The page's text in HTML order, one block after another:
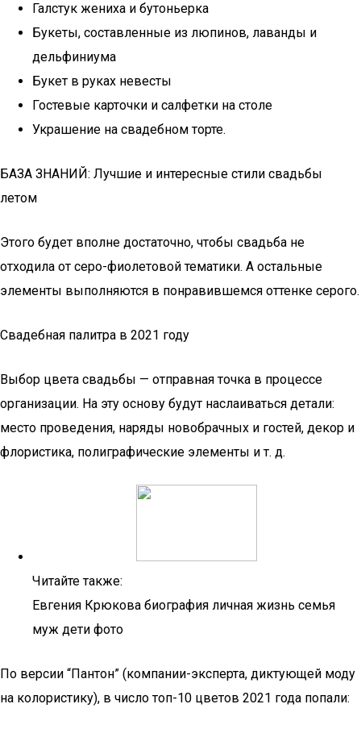
Галстук жениха и бутоньерка
Букеты, составленные из люпинов, лаванды и
дельфиниума
Букет в руках невесты
Гостевые карточки и салфетки на столе
Украшение на свадебном торте.
БАЗА ЗНАНИЙ: Лучшие и интересные стили свадьбы
летом
Этого будет вполне достаточно, чтобы свадьба не
отходила от серо-фиолетовой тематики. А остальные
элементы выполняются в понравившемся оттенке серого.
Свадебная палитра в 2021 году
Выбор цвета свадьбы — отправная точка в процессе
организации. На эту основу будут наслаиваться детали:
место проведения, наряды новобрачных и гостей, декор и
флористика, полиграфические элементы и т. д.
Читайте также:
Евгения Крюкова биография личная жизнь семья
муж дети фото
По версии “Пантон” (компании-эксперта, диктующей моду
на колористику), в число топ-10 цветов 2021 года попали: